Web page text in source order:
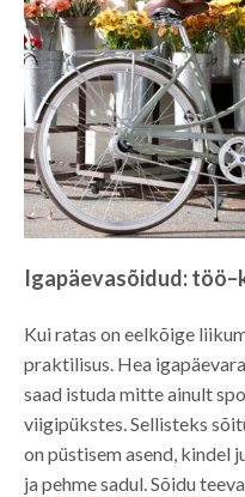
Igapäevasõidud:
Kui ratas on eelkõige
praktilisus. Hea
saad istuda mitte ainult
viigipükstes. Sellisteks
on püstisem asend, kindel
ja pehme sadul. Sõidu